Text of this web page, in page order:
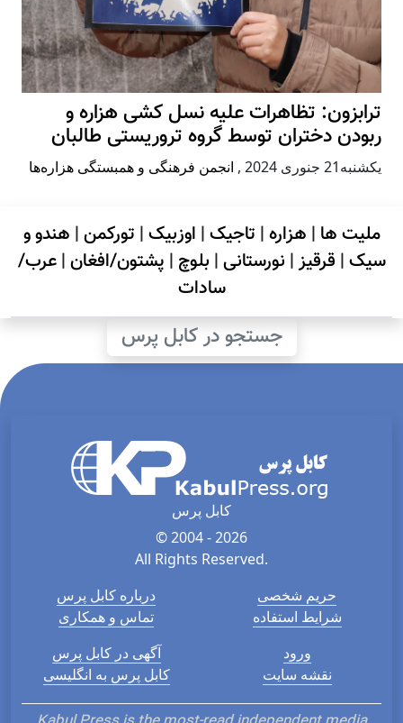
ترابزون: تظاهرات علیه نسل کشی هزاره و
ربودن دختران توسط گروه تروریستی طالبان
يكشنبه21 جنوری 2024 , انجمن فرهنگی و همبستگی هزاره‌ها
ملیت ها | هزاره| تاجیک| اوزبیک| تورکمن| هندو و
سیک| قرقیز| نورستانی| بلوچ | پشتون/افغان|عرب/
سادات
جستجو در کابل پرس
کابل پرس
© 2004 - 2026
All Rights Reserved.
درباره کابل پرس
تماس و همکاری
حریم شخصی
شرایط استفاده
آگهی در کابل پرس
کابل پرس به انگلیسی
ورود
نقشه سایت